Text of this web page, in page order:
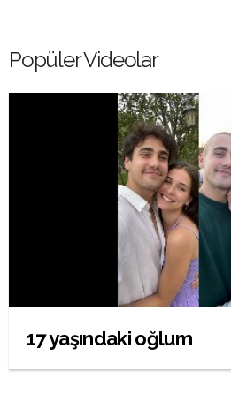
Popüler Videolar
17 yaşındaki oğlum